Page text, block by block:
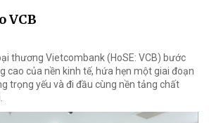
VCB
thương Vietcombank (HoSE: VCB) bước
cao của nền kinh tế, hứa hẹn một giai đoạn
trọng yếu và đi đầu cùng nền tảng chất